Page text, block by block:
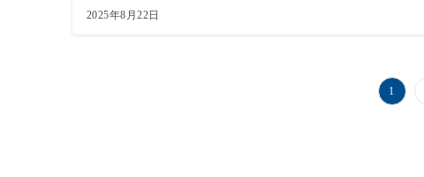
2025年8月22日
1